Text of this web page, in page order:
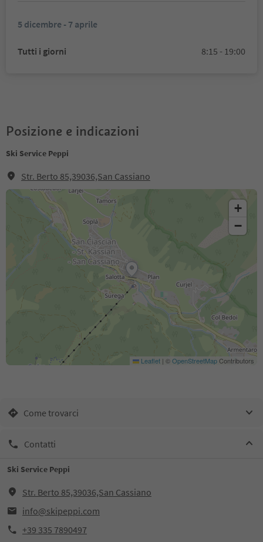
5 dicembre - 7 aprile
Tutti i giorni 8:15 - 19:00
Posizione e indicazioni
Ski Service Peppi
Str. Berto 85,39036,San Cassiano
+
−
Leaflet | ©OpenStreetMapContributors
Come trovarci
Contatti
Ski Service Peppi
Str. Berto 85,39036,San Cassiano
info@skipeppi.com
+39 335 7890497